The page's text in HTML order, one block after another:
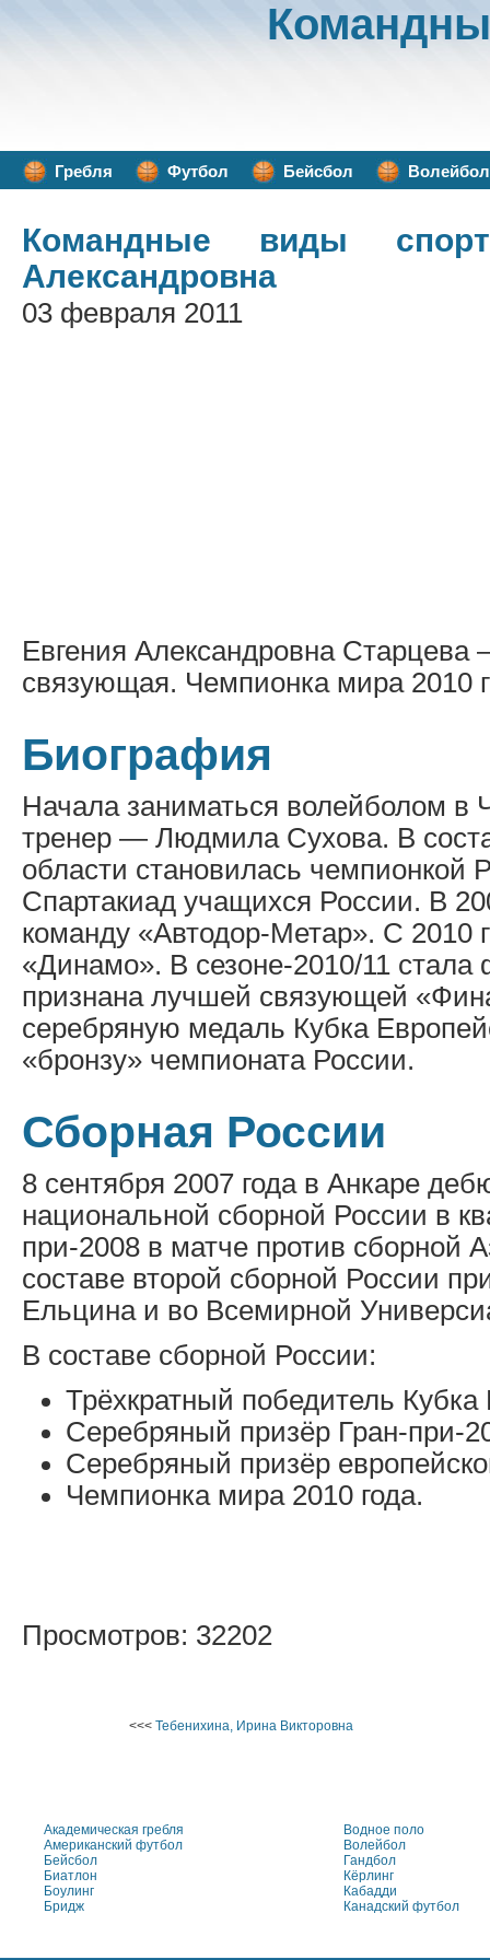
Гребля Футбол Бейсбол Волейбол
Командные виды
Александровна
03 февраля 2011
Евгения Александровна Старцева
связующая. Чемпионка мира 2010
Биография
Начала заниматься волейболом в
тренер — Людмила Сухова. В
области становилась
Спартакиад учащихся России. В
команду «Автодор-Метар». С 2010
«Динамо». В сезоне-2010/11
признана лучшей связующей
серебряную медаль Кубка
«бронзу» чемпионата России.
Сборная России
8 сентября 2007 года в Анкаре
национальной сборной России в
при-2008 в матче против сборной
составе второй сборной России
Ельцина и во Всемирной
В составе сборной России:
Трёхкратный победитель
Серебряный призёр Гран-при-
Серебряный призёр
Чемпионка мира 2010 года.
Просмотров: 32202
<<< Тебенихина, Ирина Викторовна
Академическая гребля
Американский футбол
Бейсбол
Биатлон
Боулинг
Бридж
Водное поло
Волейбол
Гандбол
Кёрлинг
Кабадди
Канадский футбол